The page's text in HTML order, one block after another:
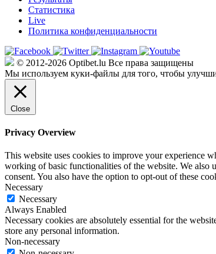
Статистика
Live
Политика конфиденциальности
© 2012-2026 Optibet.lu Все права защищены
Мы используем куки-файлы для того, чтобы
Close
Privacy Overview
This website uses cookies to improve your experience
working of basic functionalities of the website. We also
consent. You also have the option to opt-out of these
Necessary
Necessary
Always Enabled
Necessary cookies are absolutely essential for the
store any personal information.
Non-necessary